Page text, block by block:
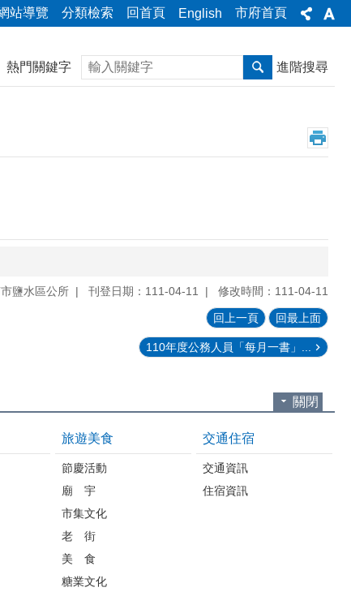
站導覽 分類檢索 回首頁 English 市府首頁
熱門關鍵字 搜尋 進階搜尋
鹽水區公所 刊登日期：111-04-11 修改時間：111-04-11
回上一頁 回最上面
110年度公務人員「每月一書」...
關閉
旅遊美食
節慶活動
廟 宇
市集文化
老 街
美 食
糖業文化
交通住宿
交通資訊
住宿資訊